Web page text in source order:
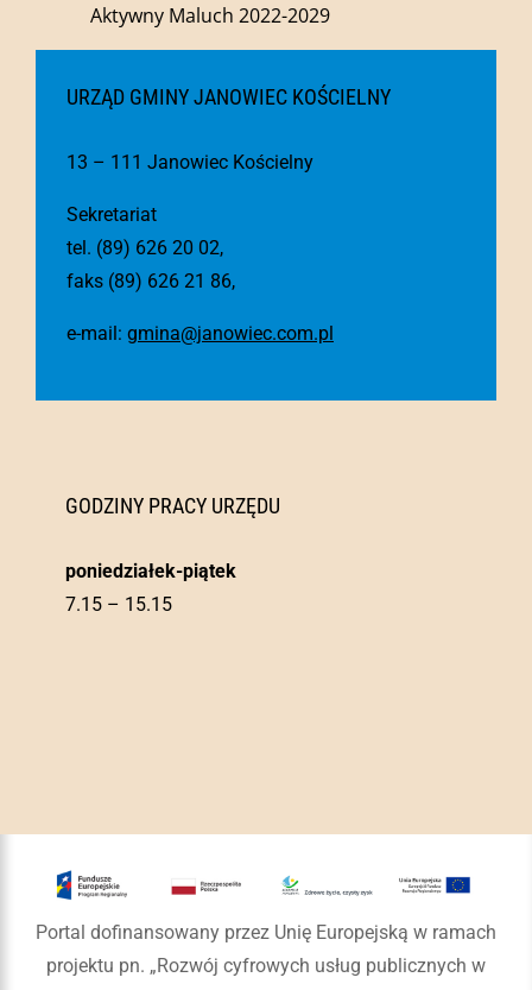
Aktywny Maluch 2022-2029
URZĄD GMINY JANOWIEC KOŚCIELNY
13 – 111 Janowiec Kościelny
Sekretariat
tel. (89) 626 20 02,
faks (89) 626 21 86,
e-mail: gmina@janowiec.com.pl
GODZINY PRACY URZĘDU
poniedziałek-piątek
7.15 – 15.15
Portal dofinansowany przez Unię Europejską w ramach
projektu pn. „Rozwój cyfrowych usług publicznych w